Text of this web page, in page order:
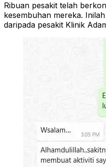
Ribuan pesakit telah
kesembuhan mereka.
daripada pesakit Klinik